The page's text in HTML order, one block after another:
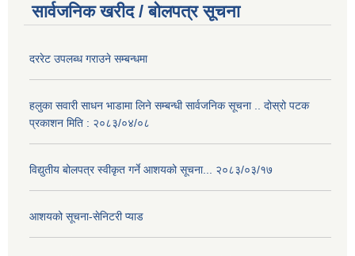
सार्वजनिक खरीद / बोलपत्र सूचना
दररेट उपलब्ध गराउने सम्बन्धमा
हलुका सवारी साधन भाडामा लिने सम्बन्धी सार्वजनिक सूचना .. दोस्रो पटक
प्रकाशन मिति : २०८३/०४/०८
विद्युतीय बोलपत्र स्वीकृत गर्ने आशयको सूचना... २०८३/०३/१७
आशयको सूचना-सेनिटरी प्याड